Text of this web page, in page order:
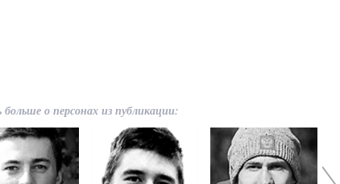
о персонах из публикации: